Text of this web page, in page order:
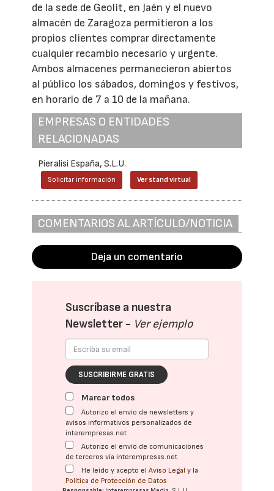
de la sede de Geolit, en Jaén y el nuevo
almacén de Zaragoza permitieron a los
propios clientes comprar directamente
cualquier recambio necesario y urgente.
Ambos almacenes permanecieron abiertos
al público los sábados, domingos y festivos,
en horario de 7 a 10 de la mañana.
EMPRESAS O ENTIDADES
RELACIONADAS
Pieralisi España, S.L.U.
Solicitar información Ver stand virtual
COMENTARIOS AL ARTÍCULO/NOTICIA
Deja un comentario
Suscríbase a nuestra
Newsletter - Ver ejemplo
SUSCRIBIRME GRATIS
Marcar todos
Autorizo el envío de newsletters y
avisos informativos personalizados de
interempresas.net
Autorizo el envío de comunicaciones
de terceros vía interempresas.net
He leído y acepto elAviso Legal y la
Política de Protección de Datos